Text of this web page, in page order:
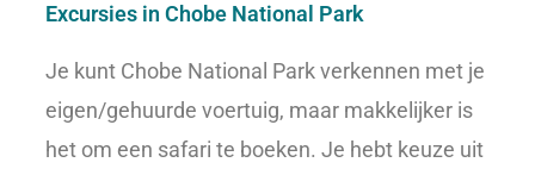
Excursies in Chobe National Park
Je kunt Chobe National Park verkennen met je
eigen/gehuurde voertuig, maar makkelijker is
het om een safari te boeken. Je hebt keuze uit